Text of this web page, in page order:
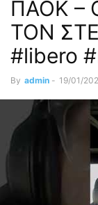
ΠΑΟΚ –
ΤΟΝ
#libero
By admin - 19/01/